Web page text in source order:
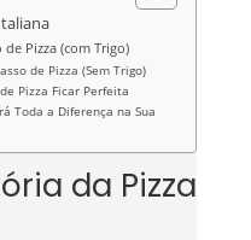
de Pizza (com Trigo)
de Pizza (Sem Trigo)
Pizza Ficar Perfeita
Toda a Diferença na Sua
da Pizza